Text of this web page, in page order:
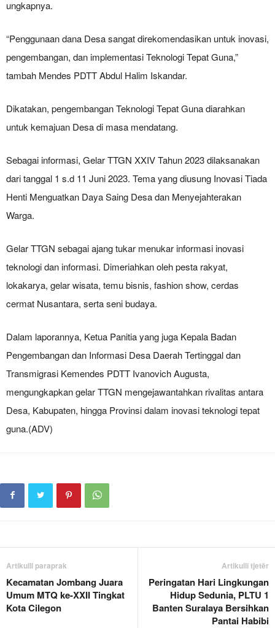
ungkapnya.
“Penggunaan dana Desa sangat direkomendasikan untuk inovasi,
pengembangan, dan implementasi Teknologi Tepat Guna,”
tambah Mendes PDTT Abdul Halim Iskandar.
Dikatakan, pengembangan Teknologi Tepat Guna diarahkan
untuk kemajuan Desa di masa mendatang.
Sebagai informasi, Gelar TTGN XXIV Tahun 2023 dilaksanakan
dari tanggal 1 s.d 11 Juni 2023. Tema yang diusung Inovasi Tiada
Henti Menguatkan Daya Saing Desa dan Menyejahterakan
Warga.
Gelar TTGN sebagai ajang tukar menukar informasi inovasi
teknologi dan informasi. Dimeriahkan oleh pesta rakyat,
lokakarya, gelar wisata, temu bisnis, fashion show, cerdas
cermat Nusantara, serta seni budaya.
Dalam laporannya, Ketua Panitia yang juga Kepala Badan
Pengembangan dan Informasi Desa Daerah Tertinggal dan
Transmigrasi Kemendes PDTT Ivanovich Augusta,
mengungkapkan gelar TTGN mengejawantahkan rivalitas antara
Desa, Kabupaten, hingga Provinsi dalam inovasi teknologi tepat
guna.(ADV)
Artikulli paraprak
Kecamatan Jombang Juara
Umum MTQ ke-XXII Tingkat
Kota Cilegon
Artikulli tjetër
Peringatan Hari Lingkungan
Hidup Sedunia, PLTU 1
Banten Suralaya Bersihkan
Pantai Habibi